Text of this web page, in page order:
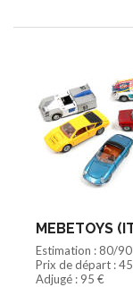
MEBETOYS
Estimation : 80/
Prix de départ :
Adjugé : 95 €